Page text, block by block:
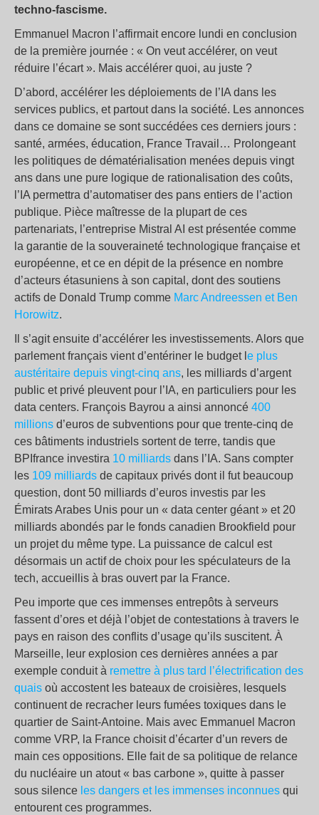
techno-fascisme.
Emmanuel Macron l’affirmait encore lundi en conclusion
de la première journée : « On veut accélérer, on veut
réduire l’écart ». Mais accélérer quoi, au juste ?
D’abord, accélérer les déploiements de l’IA dans les
services publics, et partout dans la société. Les annonces
dans ce domaine se sont succédées ces derniers jours :
santé, armées, éducation, France Travail… Prolongeant
les politiques de dématérialisation menées depuis vingt
ans dans une pure logique de rationalisation des coûts,
l’IA permettra d’automatiser des pans entiers de l’action
publique. Pièce maîtresse de la plupart de ces
partenariats, l’entreprise Mistral AI est présentée comme
la garantie de la souveraineté technologique française et
européenne, et ce en dépit de la présence en nombre
d’acteurs étasuniens à son capital, dont des soutiens
actifs de Donald Trump comme Marc Andreessen et Ben
Horowitz.
Il s’agit ensuite d’accélérer les investissements. Alors que
parlement français vient d’entériner le budget l e plus
austéritaire depuis vingt-cinq ans, les milliards d’argent
public et privé pleuvent pour l’IA, en particuliers pour les
data centers. François Bayrou a ainsi annoncé 400
millions d’euros de subventions pour que trente-cinq de
ces bâtiments industriels sortent de terre, tandis que
BPIfrance investira 10 milliards dans l’IA. Sans compter
les 109 milliards de capitaux privés dont il fut beaucoup
question, dont 50 milliards d’euros investis par les
Émirats Arabes Unis pour un « data center géant » et 20
milliards abondés par le fonds canadien Brookfield pour
un projet du même type. La puissance de calcul est
désormais un actif de choix pour les spéculateurs de la
tech, accueillis à bras ouvert par la France.
Peu importe que ces immenses entrepôts à serveurs
fassent d’ores et déjà l’objet de contestations à travers le
pays en raison des conflits d’usage qu’ils suscitent. À
Marseille, leur explosion ces dernières années a par
exemple conduit à remettre à plus tard l’électrification des
quais où accostent les bateaux de croisières, lesquels
continuent de recracher leurs fumées toxiques dans le
quartier de Saint-Antoine. Mais avec Emmanuel Macron
comme VRP, la France choisit d’écarter d’un revers de
main ces oppositions. Elle fait de sa politique de relance
du nucléaire un atout « bas carbone », quitte à passer
sous silence les dangers et les immenses inconnues qui
entourent ces programmes.